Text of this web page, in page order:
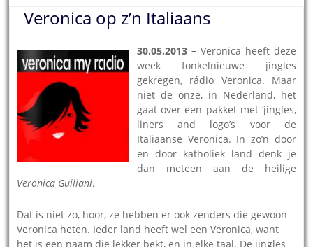
Veronica op z’n Italiaans
30.05.2013 – Veronica heeft deze
week fonkelnieuwe jingles
gekregen, rádio Veronica. Maar
niet de onze, in Nederland, het
gaat over een pakket met ‘jingles,
liners and logo’s voor de
Italiaanse Veronica. In zo’n door
en door katholiek land denk je
dan meteen aan de heilige
Veronica Guiliani.
Dat is niet zo, hoor, ze hebben er ook zenders die gewoon
Veronica heten. Ieder land heeft wel een Veronica, want
het is een naam die lekker bekt, en in elke taal. De jingles